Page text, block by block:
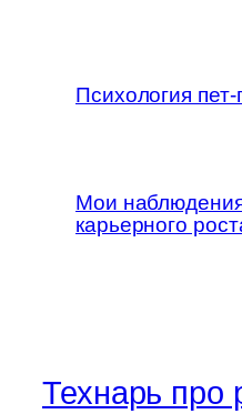
Психология пет-
Мои
карьерного
Технарь про